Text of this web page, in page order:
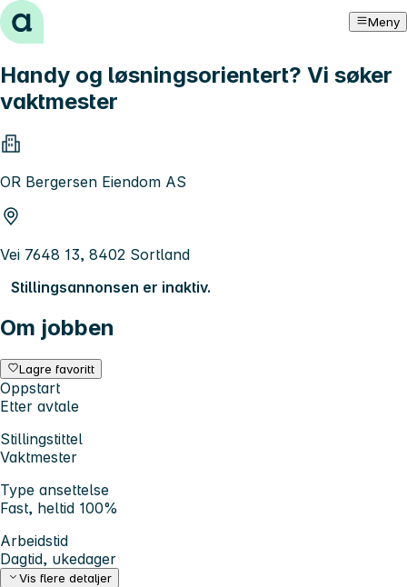
Hopp til innhold Meny
Handy og løsningsorientert? Vi søker
vaktmester
OR Bergersen Eiendom AS
Vei 7648 13, 8402 Sortland
Stillingsannonsen er inaktiv.
Om jobben
Lagre favoritt
Oppstart
Etter avtale
Stillingstittel
Vaktmester
Type ansettelse
Fast, heltid 100%
Arbeidstid
Dagtid, ukedager
Vis flere detaljer